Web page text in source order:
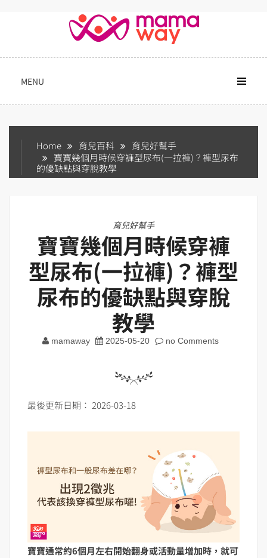
MENU
Home 育兒百科
育兒好幫手
寶寶幾個月時候穿褲型尿布(一拉褲)？褲型尿布
的優缺點與穿脫教學
育兒好幫手
寶寶幾個月時候穿褲
型尿布(一拉褲)？褲型
尿布的優缺點與穿脫
教學
mamaway 2025-05-20 no Comments
最後更新日期： 2026-03-18
寶寶通常約6個月左右開始翻身或活動量增加時，就可